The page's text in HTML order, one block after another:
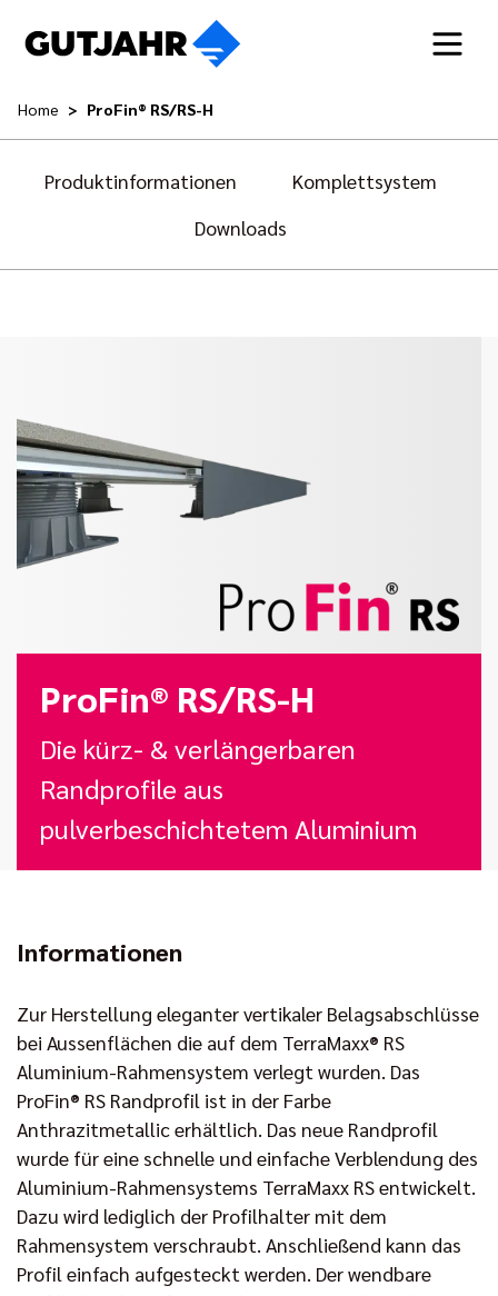
Home ProFin® RS/RS-H
Produktinformationen
Komplettsystem
Downloads
ProFin® RS/RS-H
Die kürz- & verlängerbaren
Randprofile aus
pulverbeschichtetem Aluminium
Informationen
Zur Herstellung eleganter vertikaler Belagsabschlüsse
bei Aussenflächen die auf dem TerraMaxx® RS
Aluminium-Rahmensystem verlegt wurden. Das
ProFin® RS Randprofil ist in der Farbe
Anthrazitmetallic erhältlich. Das neue Randprofil
wurde für eine schnelle und einfache Verblendung des
Aluminium-Rahmensystems TerraMaxx RS entwickelt.
Dazu wird lediglich der Profilhalter mit dem
Rahmensystem verschraubt. Anschließend kann das
Profil einfach aufgesteckt werden. Der wendbare